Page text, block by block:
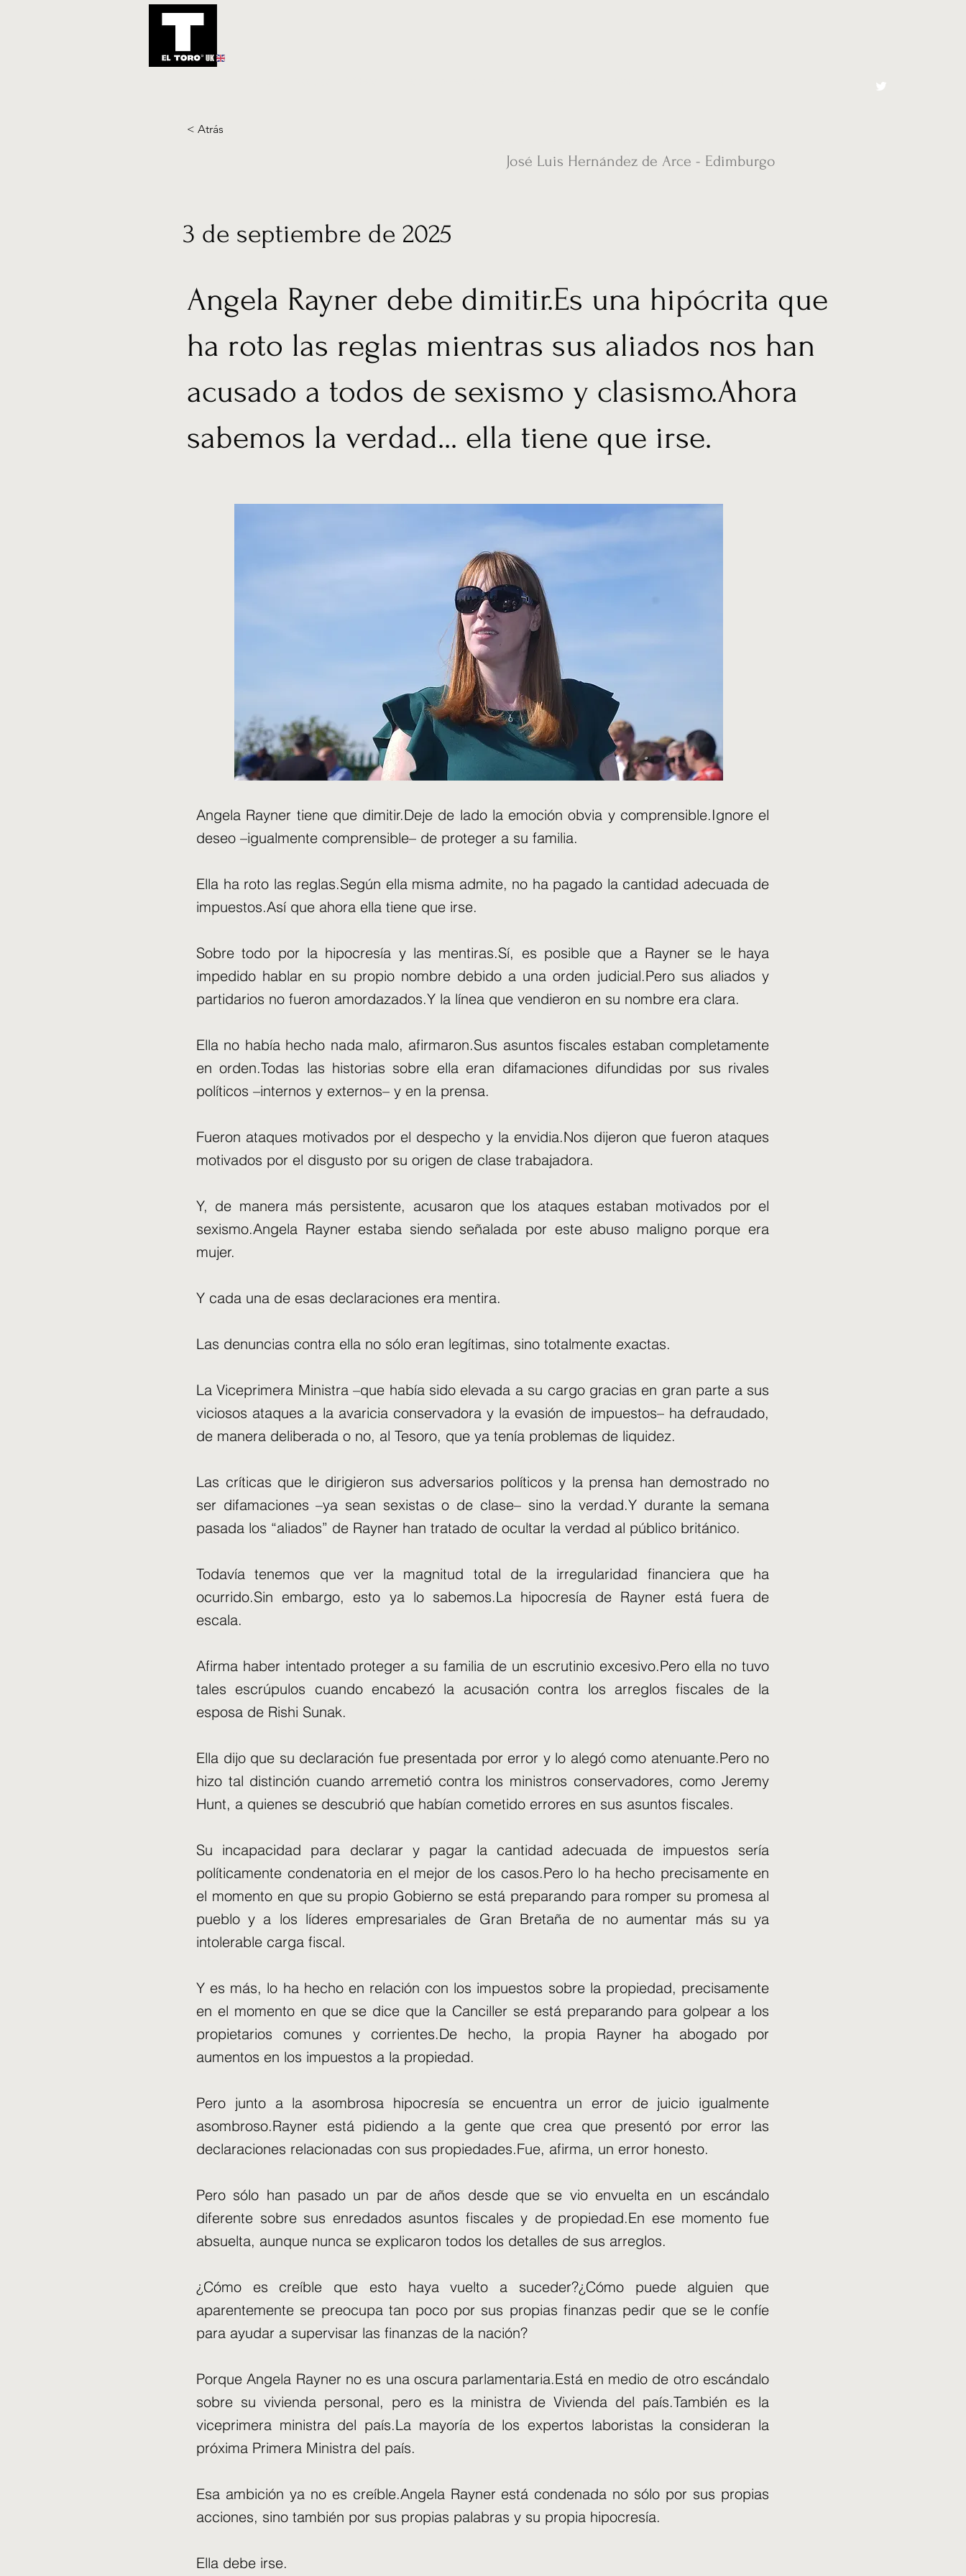
UK
< Atrás
José Luis Hernández de Arce - Edimburgo
3 de septiembre de 2025
Angela Rayner debe dimitir.Es una hipócrita que
ha roto las reglas mientras sus aliados nos han
acusado a todos de sexismo y clasismo.Ahora
sabemos la verdad... ella tiene que irse.
Angela Rayner tiene que dimitir.Deje de lado la emoción obvia y comprensible.Ignore el
deseo –igualmente comprensible– de proteger a su familia.
Ella ha roto las reglas.Según ella misma admite, no ha pagado la cantidad adecuada de
impuestos.Así que ahora ella tiene que irse.
Sobre todo por la hipocresía y las mentiras.Sí, es posible que a Rayner se le haya
impedido hablar en su propio nombre debido a una orden judicial.Pero sus aliados y
partidarios no fueron amordazados.Y la línea que vendieron en su nombre era clara.
Ella no había hecho nada malo, afirmaron.Sus asuntos fiscales estaban completamente
en orden.Todas las historias sobre ella eran difamaciones difundidas por sus rivales
políticos –internos y externos– y en la prensa.
Fueron ataques motivados por el despecho y la envidia.Nos dijeron que fueron ataques
motivados por el disgusto por su origen de clase trabajadora.
Y, de manera más persistente, acusaron que los ataques estaban motivados por el
sexismo.Angela Rayner estaba siendo señalada por este abuso maligno porque era
mujer.
Y cada una de esas declaraciones era mentira.
Las denuncias contra ella no sólo eran legítimas, sino totalmente exactas.
La Viceprimera Ministra –que había sido elevada a su cargo gracias en gran parte a sus
viciosos ataques a la avaricia conservadora y la evasión de impuestos– ha defraudado,
de manera deliberada o no, al Tesoro, que ya tenía problemas de liquidez.
Las críticas que le dirigieron sus adversarios políticos y la prensa han demostrado no
ser difamaciones –ya sean sexistas o de clase– sino la verdad.Y durante la semana
pasada los “aliados” de Rayner han tratado de ocultar la verdad al público británico.
Todavía tenemos que ver la magnitud total de la irregularidad financiera que ha
ocurrido.Sin embargo, esto ya lo sabemos.La hipocresía de Rayner está fuera de
escala.
Afirma haber intentado proteger a su familia de un escrutinio excesivo.Pero ella no tuvo
tales escrúpulos cuando encabezó la acusación contra los arreglos fiscales de la
esposa de Rishi Sunak.
Ella dijo que su declaración fue presentada por error y lo alegó como atenuante.Pero no
hizo tal distinción cuando arremetió contra los ministros conservadores, como Jeremy
Hunt, a quienes se descubrió que habían cometido errores en sus asuntos fiscales.
Su incapacidad para declarar y pagar la cantidad adecuada de impuestos sería
políticamente condenatoria en el mejor de los casos.Pero lo ha hecho precisamente en
el momento en que su propio Gobierno se está preparando para romper su promesa al
pueblo y a los líderes empresariales de Gran Bretaña de no aumentar más su ya
intolerable carga fiscal.
Y es más, lo ha hecho en relación con los impuestos sobre la propiedad, precisamente
en el momento en que se dice que la Canciller se está preparando para golpear a los
propietarios comunes y corrientes.De hecho, la propia Rayner ha abogado por
aumentos en los impuestos a la propiedad.
Pero junto a la asombrosa hipocresía se encuentra un error de juicio igualmente
asombroso.Rayner está pidiendo a la gente que crea que presentó por error las
declaraciones relacionadas con sus propiedades.Fue, afirma, un error honesto.
Pero sólo han pasado un par de años desde que se vio envuelta en un escándalo
diferente sobre sus enredados asuntos fiscales y de propiedad.En ese momento fue
absuelta, aunque nunca se explicaron todos los detalles de sus arreglos.
¿Cómo es creíble que esto haya vuelto a suceder?¿Cómo puede alguien que
aparentemente se preocupa tan poco por sus propias finanzas pedir que se le confíe
para ayudar a supervisar las finanzas de la nación?
Porque Angela Rayner no es una oscura parlamentaria.Está en medio de otro escándalo
sobre su vivienda personal, pero es la ministra de Vivienda del país.También es la
viceprimera ministra del país.La mayoría de los expertos laboristas la consideran la
próxima Primera Ministra del país.
Esa ambición ya no es creíble.Angela Rayner está condenada no sólo por sus propias
acciones, sino también por sus propias palabras y su propia hipocresía.
Ella debe irse.